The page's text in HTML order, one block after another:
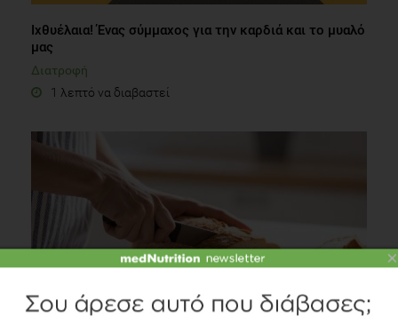
Ιχθυέλαια! Ένας σύμμαχος για την καρδιά και το μυαλό
μας
Διατροφή
1 λεπτό να διαβαστεί
×